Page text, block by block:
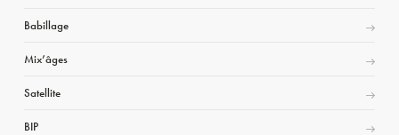
Babillage
Mix’âges
Satellite
BIP